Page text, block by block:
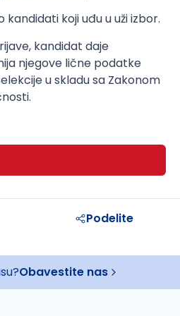
koji uđu u uži izbor.
kandidat daje
njegove lične podatke
u skladu sa Zakonom
Podelite
Obavestite nas